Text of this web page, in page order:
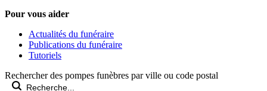
Pour vous aider
Actualités du funéraire
Publications du funéraire
Tutoriels
Rechercher des pompes funèbres par ville ou code postal